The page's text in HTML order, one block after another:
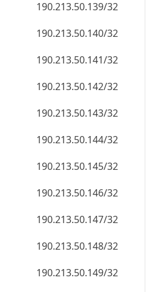
190.213.50.139/32
190.213.50.140/32
190.213.50.141/32
190.213.50.142/32
190.213.50.143/32
190.213.50.144/32
190.213.50.145/32
190.213.50.146/32
190.213.50.147/32
190.213.50.148/32
190.213.50.149/32